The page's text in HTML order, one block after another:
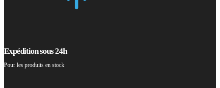
Expédition sous 24h
Pour les produits en stock